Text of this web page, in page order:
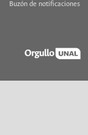
Buzón de notificaciones